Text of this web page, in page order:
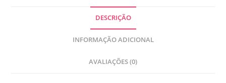
DESCRIÇÃO
INFORMAÇÃO ADICIONAL
AVALIAÇÕES (0)